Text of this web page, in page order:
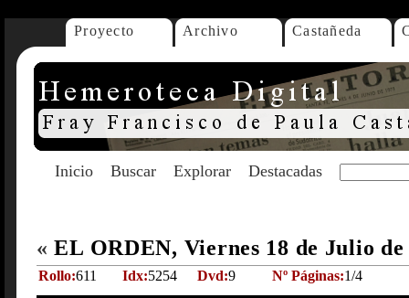
Proyecto Archivo Castañeda
Inicio Buscar Explorar Destacadas
« EL ORDEN, Viernes 18 de Julio
Rollo:611 Idx:5254 Dvd:9 Nº Páginas:1/4